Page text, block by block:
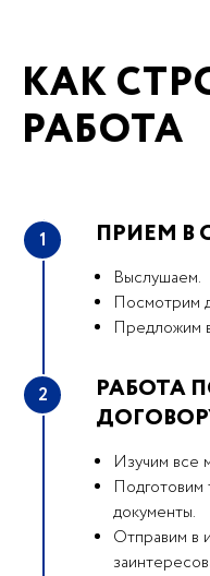
КАК
РАБОТА
1 ПРИЕМ В
Выслушаем.
Посмотрим
Предложим
2
РАБОТА
Изучим все
документы.
Отправим в